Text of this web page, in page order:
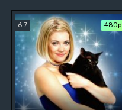
6.7 480р